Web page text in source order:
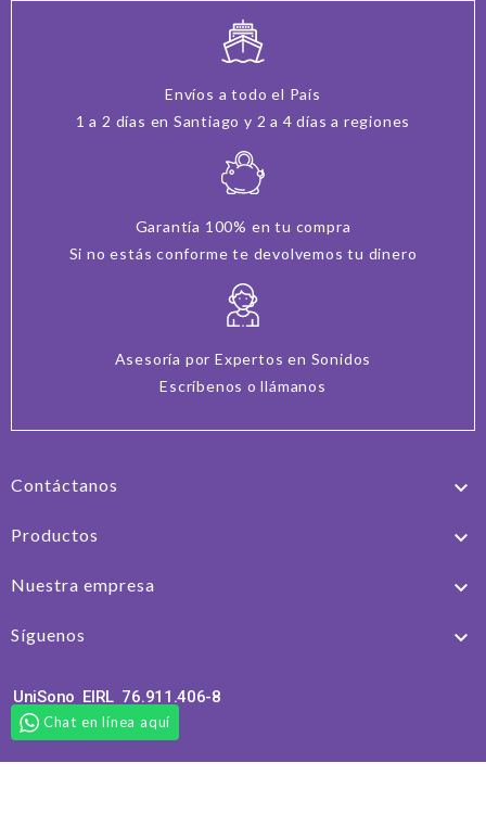
Chat en línea aquí
Envíos a todo el País
1 a 2 días en Santiago y 2 a 4 días a regiones
Garantía 100% en tu compra
Si no estás conforme te devolvemos tu dinero
Asesoría por Expertos en Sonidos
Escríbenos o llámanos
Contáctanos 
Productos 
Nuestra empresa 
Síguenos 
UniSono EIRL 76.911.406-8